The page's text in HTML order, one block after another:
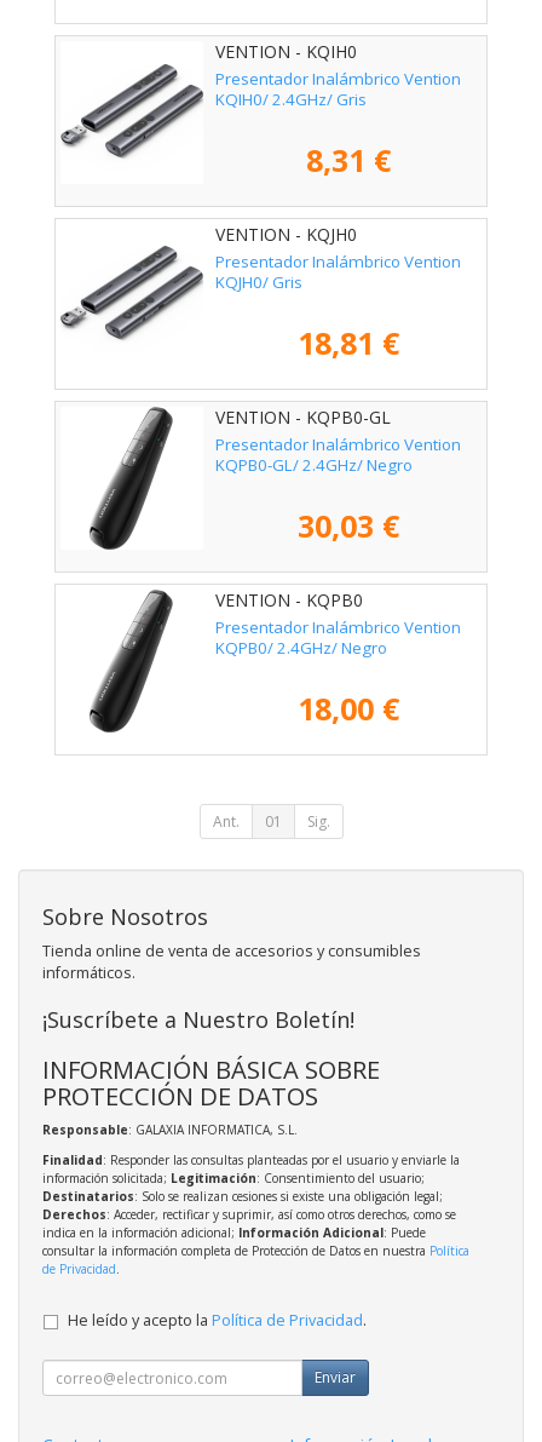
VENTION - KQIH0
Presentador Inalámbrico Vention
KQIH0/ 2.4GHz/ Gris
8,31 €
VENTION - KQJH0
Presentador Inalámbrico Vention
KQJH0/ Gris
18,81 €
VENTION - KQPB0-GL
Presentador Inalámbrico Vention
KQPB0-GL/ 2.4GHz/ Negro
30,03 €
VENTION - KQPB0
Presentador Inalámbrico Vention
KQPB0/ 2.4GHz/ Negro
18,00 €
Ant. 01 Sig.
Sobre Nosotros
Tienda online de venta de accesorios y consumibles
informáticos.
¡Suscríbete a Nuestro Boletín!
INFORMACIÓN BÁSICA SOBRE
PROTECCIÓN DE DATOS
Responsable: GALAXIA INFORMATICA, S.L.
Finalidad: Responder las consultas planteadas por el usuario y enviarle la
información solicitada; Legitimación: Consentimiento del usuario;
Destinatarios: Solo se realizan cesiones si existe una obligación legal;
Derechos: Acceder, rectificar y suprimir, así como otros derechos, como se
indica en la información adicional; Información Adicional: Puede
consultar la información completa de Protección de Datos en nuestra Política
de Privacidad.
He leído y acepto la Política de Privacidad.
Enviar